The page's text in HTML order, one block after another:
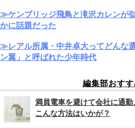
≫ケンブリッジ飛鳥と滝沢カレンが
かに話題だった
≫レアル所属・中井卓大ってどんな
ン翼」と呼ばれた少年時代
編集部おすす
満員電車を避けて会社に通
こんな方法はいかが？